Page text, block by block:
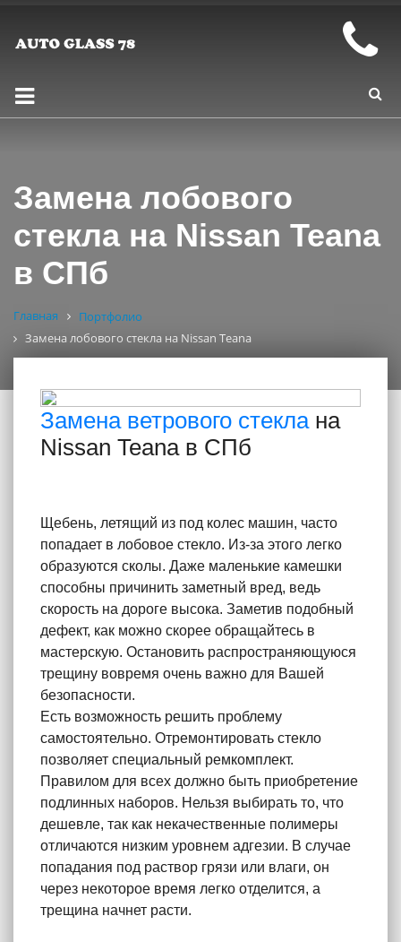
Замена лобового
стекла на Nissan Teana
в СПб
Главная
Портфолио
Замена лобового стекла на Nissan Teana
Замена ветрового стеклана
Nissan Teana в СПб
Щебень, летящий из под колес машин, часто
попадает в лобовое стекло. Из-за этого легко
образуются сколы. Даже маленькие камешки
способны причинить заметный вред, ведь
скорость на дороге высока. Заметив подобный
дефект, как можно скорее обращайтесь в
мастерскую. Остановить распространяющуюся
трещину вовремя очень важно для Вашей
безопасности.
Есть возможность решить проблему
самостоятельно. Отремонтировать стекло
позволяет специальный ремкомплект.
Правилом для всех должно быть приобретение
подлинных наборов. Нельзя выбирать то, что
дешевле, так как некачественные полимеры
отличаются низким уровнем адгезии. В случае
попадания под раствор грязи или влаги, он
через некоторое время легко отделится, а
трещина начнет расти.